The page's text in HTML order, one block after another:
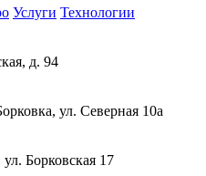
Услуги Технологии
д. 94
ул. Северная 10а
ул. Борковская 17